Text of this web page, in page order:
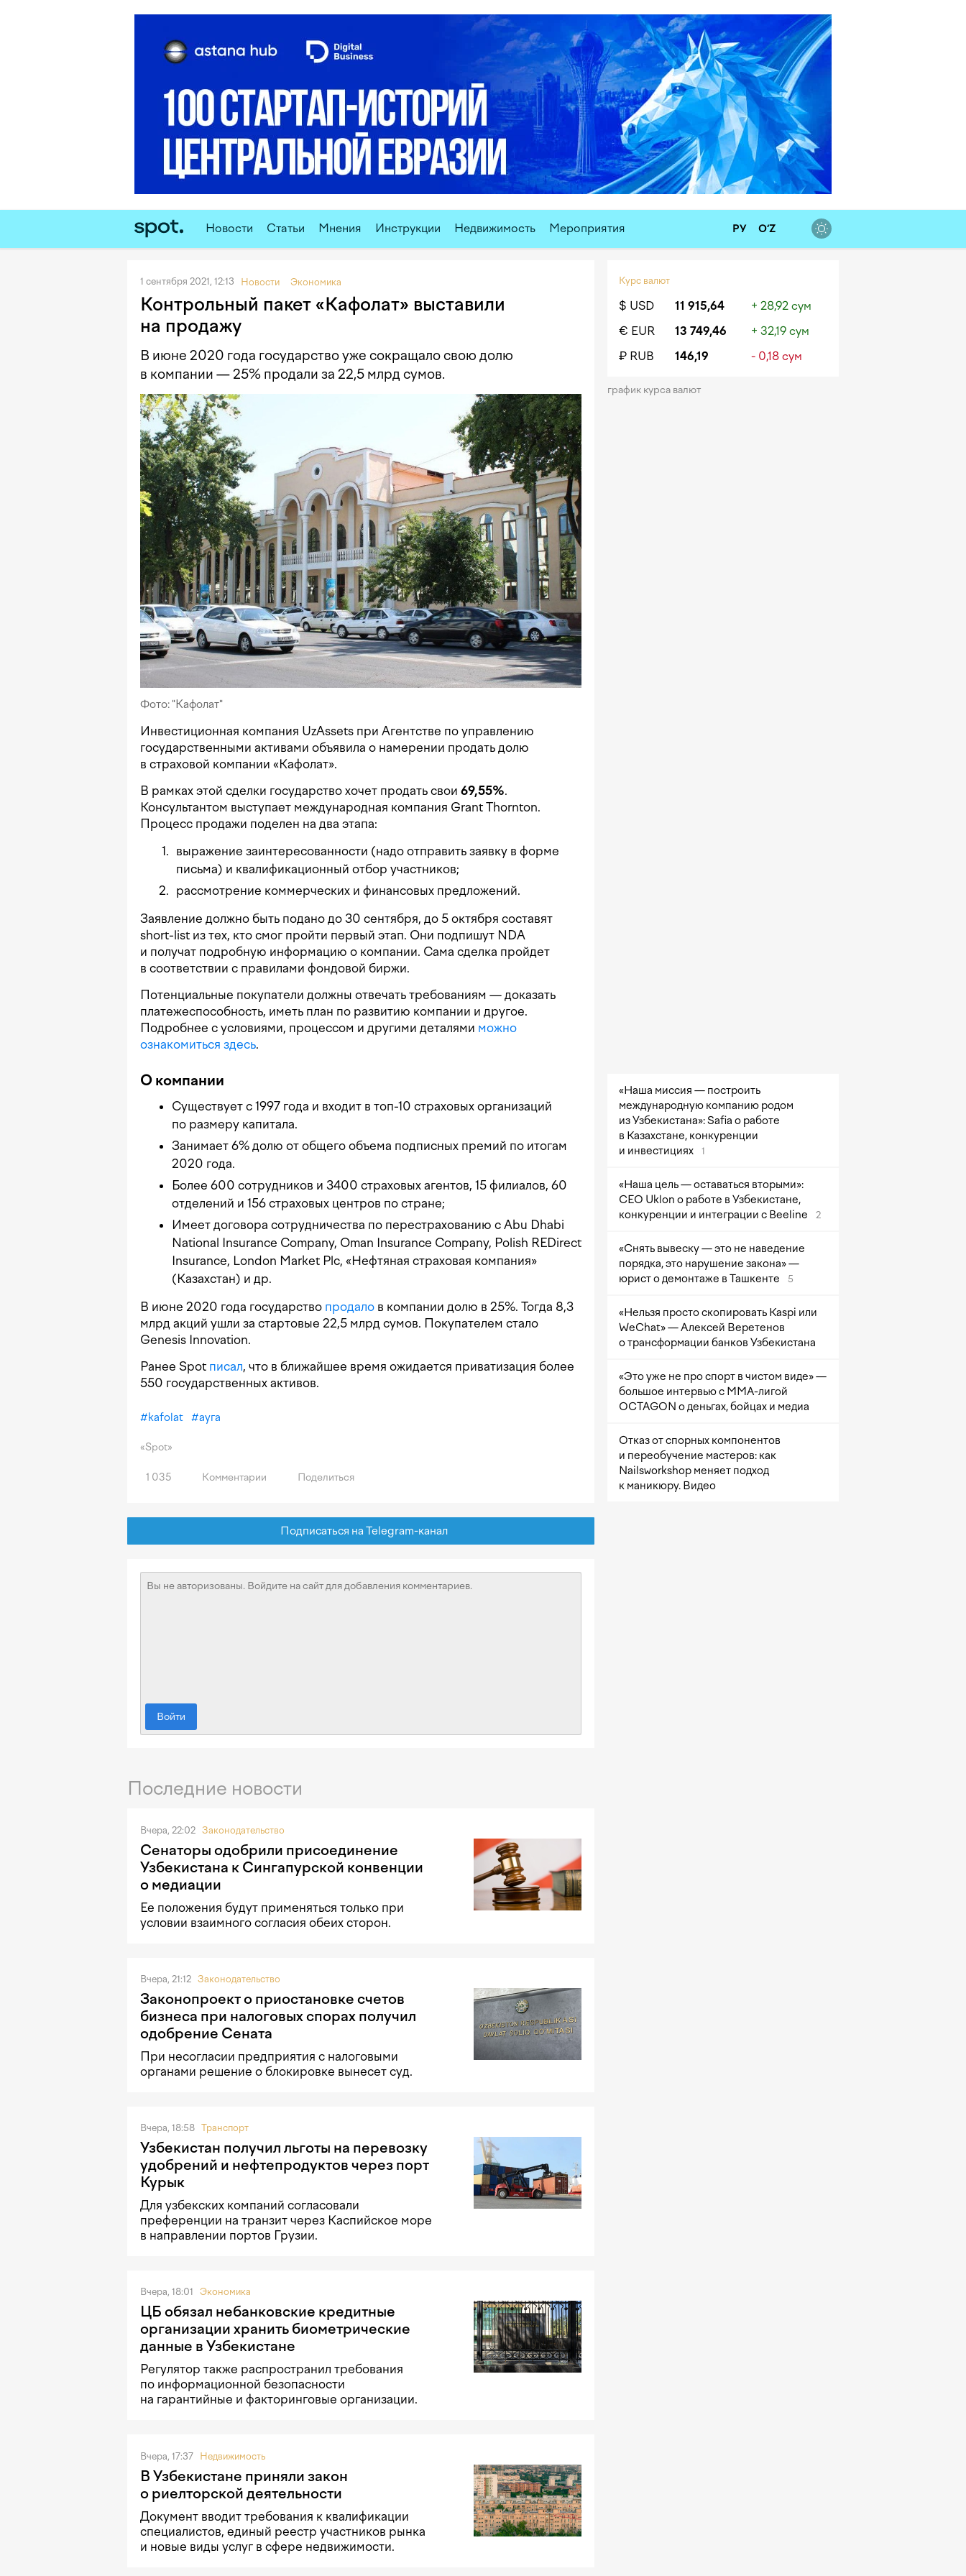
Новости Статьи Мнения Инструкции Недвижимость Мероприятия РУ O‘Z
1 сентября 2021, 12:13 Новости Экономика
Контрольный пакет «Кафолат» выставили
на продажу
В июне 2020 года государство уже сокращало свою долю
в компании — 25% продали за 22,5 млрд сумов.
Фото: "Кафолат"
Инвестиционная компания UzAssets при Агентстве по управлению
государственными активами объявила о намерении продать долю
в страховой компании «Кафолат».
В рамках этой сделки государство хочет продать свои 69,55%.
Консультантом выступает международная компания Grant Thornton.
Процесс продажи поделен на два этапа:
выражение заинтересованности (надо отправить заявку в форме
письма) и квалификационный отбор участников;
рассмотрение коммерческих и финансовых предложений.
Заявление должно быть подано до 30 сентября, до 5 октября составят
short-list из тех, кто смог пройти первый этап. Они подпишут NDA
и получат подробную информацию о компании. Сама сделка пройдет
в соответствии с правилами фондовой биржи.
Потенциальные покупатели должны отвечать требованиям — доказать
платежеспособность, иметь план по развитию компании и другое.
Подробнее с условиями, процессом и другими деталями можно
ознакомиться здесь.
О компании
Существует с 1997 года и входит в топ-10 страховых организаций
по размеру капитала.
Занимает 6% долю от общего объема подписных премий по итогам
2020 года.
Более 600 сотрудников и 3400 страховых агентов, 15 филиалов, 60
отделений и 156 страховых центров по стране;
Имеет договора сотрудничества по перестрахованию с Abu Dhabi
National Insurance Company, Oman Insurance Company, Polish REDirect
Insurance, London Market Plc, «Нефтяная страховая компания»
(Казахстан) и др.
В июне 2020 года государство продало в компании долю в 25%. Тогда 8,3
млрд акций ушли за стартовые 22,5 млрд сумов. Покупателем стало
Genesis Innovation.
Ранее Spot писал, что в ближайшее время ожидается приватизация более
550 государственных активов.
#kafolat #ауга
«Spot»
1 035 Комментарии Поделиться
Подписаться на Telegram-канал
Войти
Последние новости
Вчера, 22:02 Законодательство
Сенаторы одобрили присоединение
Узбекистана к Сингапурской конвенции
о медиации
Ее положения будут применяться только при
условии взаимного согласия обеих сторон.
Вчера, 21:12 Законодательство
Законопроект о приостановке счетов
бизнеса при налоговых спорах получил
одобрение Сената
При несогласии предприятия с налоговыми
органами решение о блокировке вынесет суд.
Вчера, 18:58 Транспорт
Узбекистан получил льготы на перевозку
удобрений и нефтепродуктов через порт
Курык
Для узбекских компаний согласовали
преференции на транзит через Каспийское море
в направлении портов Грузии.
Вчера, 18:01 Экономика
ЦБ обязал небанковские кредитные
организации хранить биометрические
данные в Узбекистане
Регулятор также распространил требования
по информационной безопасности
на гарантийные и факторинговые организации.
Вчера, 17:37 Недвижимость
В Узбекистане приняли закон
о риелторской деятельности
Документ вводит требования к квалификации
специалистов, единый реестр участников рынка
и новые виды услуг в сфере недвижимости.
Курс валют
$ USD 11 915,64
+ 28,92 сум
€ EUR
13 749,46
+ 32,19 сум
₽ RUB
146,19 - 0,18 сум
график курса валют
«Наша миссия — построить
международную компанию родом
из Узбекистана»: Safia о работе
в Казахстане, конкуренции
и инвестициях
1
«Наша цель — оставаться вторыми»:
CEO Uklon о работе в Узбекистане,
конкуренции и интеграции с Beeline
2
«Снять вывеску — это не наведение
порядка, это нарушение закона» —
юрист о демонтаже в Ташкенте
5
«Нельзя просто скопировать Kaspi или
WeChat» — Алексей Веретенов
о трансформации банков Узбекистана
«Это уже не про спорт в чистом виде» —
большое интервью с ММА-лигой
OCTAGON о деньгах, бойцах и медиа
Отказ от спорных компонентов
и переобучение мастеров: как
Nailsworkshop меняет подход
к маникюру. Видео